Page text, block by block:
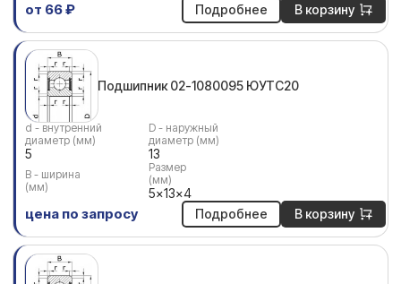
от 66 ₽ Подробнее В корзину
Подшипник 02-1080095 ЮУТС20
d - внутренний
диаметр (мм)
5
D - наружный
диаметр (мм)
13
В - ширина
(мм)
Размер
(мм)
5x13x4
цена по запросу Подробнее В корзину